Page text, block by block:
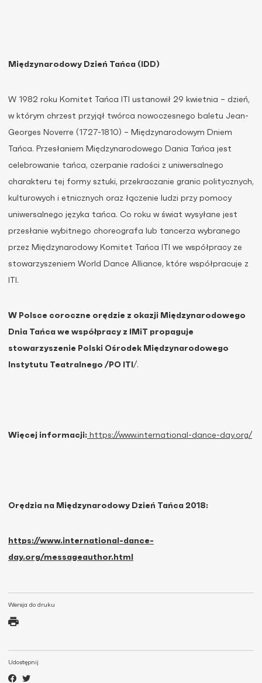
Wersja do druku
Udostępnij
Międzynarodowy Dzień Tańca (IDD)
W 1982 roku Komitet Tańca ITI ustanowił 29 kwietnia – dzień,
w którym chrzest przyjął twórca nowoczesnego baletu Jean-
Georges Noverre (1727-1810) – Międzynarodowym Dniem
Tańca. Przesłaniem Międzynarodowego Dania Tańca jest
celebrowanie tańca, czerpanie radości z uniwersalnego
charakteru tej formy sztuki, przekraczanie granic politycznych,
kulturowych i etnicznych oraz łączenie ludzi przy pomocy
uniwersalnego języka tańca. Co roku w świat wysyłane jest
przesłanie wybitnego choreografa lub tancerza wybranego
przez Międzynarodowy Komitet Tańca ITI we współpracy ze
stowarzyszeniem World Dance Alliance, które współpracuje z
ITI.
W Polsce coroczne orędzie z okazji Międzynarodowego
Dnia Tańca we współpracy z IMiT propaguje
stowarzyszenie Polski Ośrodek Międzynarodowego
Instytutu Teatralnego /PO ITI /.
Więcej informacji: https://www.international-dance-day.org/
Orędzia na Międzynarodowy Dzień Tańca 2018:
https://www.international-dance-
day.org/messageauthor.html